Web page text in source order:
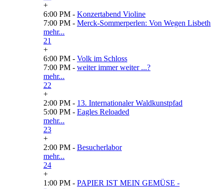
+
6:00 PM - Konzertabend Violine
7:00 PM - Merck-Sommerperlen: Von Wegen Lisbeth
mehr...
21
+
6:00 PM - Volk im Schloss
7:00 PM - weiter immer weiter ...?
mehr...
22
+
2:00 PM - 13. Internationaler Waldkunstpfad
5:00 PM - Eagles Reloaded
mehr...
23
+
2:00 PM - Besucherlabor
mehr...
24
+
1:00 PM - PAPIER IST MEIN GEMÜSE -